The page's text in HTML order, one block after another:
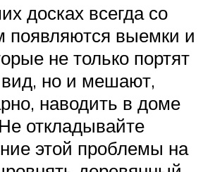
досках всегда со
появляются выемки и
не только портят
но и мешают,
наводить в доме
откладывайте
этой проблемы на